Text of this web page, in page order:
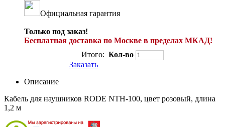
Официальная гарантия
Только под заказ!
Бесплатная доставка по Москве в пределах МКАД!
Итого: Кол-во
Заказать
Описание
Кабель для наушников RODE NTH-100, цвет розовый, длина
1,2 м